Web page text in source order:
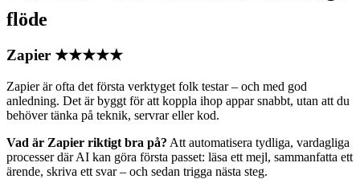
flöde
Zapier ★★★★★
Zapier är ofta det första verktyget folk testar – och med god
anledning. Det är byggt för att koppla ihop appar snabbt, utan att du
behöver tänka på teknik, servrar eller kod.
Vad är Zapier riktigt bra på? Att automatisera tydliga, vardagliga
processer där AI kan göra första passet: läsa ett mejl, sammanfatta ett
ärende, skriva ett svar – och sedan trigga nästa steg.